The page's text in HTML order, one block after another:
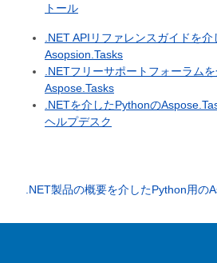
トール
.NET APIリファレンスガイドを
Asopsion.Tasks
.NETフリーサポートフォーラム
Aspose.Tasks
.NETを介したPythonの
ヘルプデスク
.NET製品の概要を介したPython用の